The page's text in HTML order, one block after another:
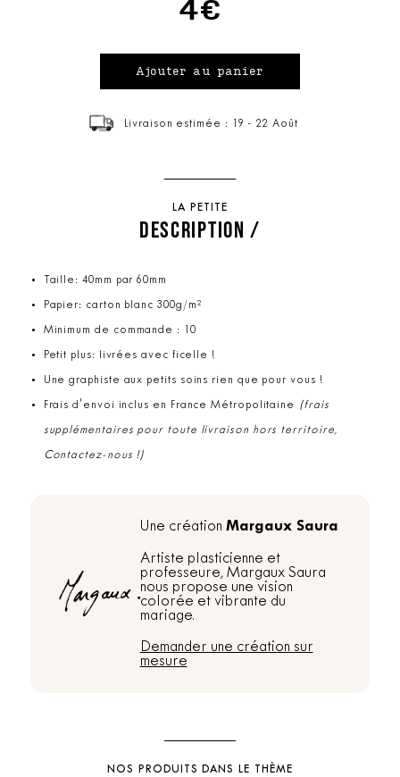
4€
Livraison estimée : 19 - 22 Août
LA PETITE
DESCRIPTION /
Taille: 40mm par 60mm
Papier: carton blanc 300g/m²
Minimum de commande : 10
Petit plus: livrées avec ficelle !
Une graphiste aux petits soins rien que pour vous !
Frais d'envoi inclus en France Métropolitaine (frais
supplémentaires pour toute livraison hors territoire,
Contactez-nous !)
Une création Margaux Saura
Artiste plasticienne et
professeure, Margaux Saura
nous propose une vision
colorée et vibrante du
mariage.
Demander une création sur
mesure
NOS PRODUITS DANS LE THÈME